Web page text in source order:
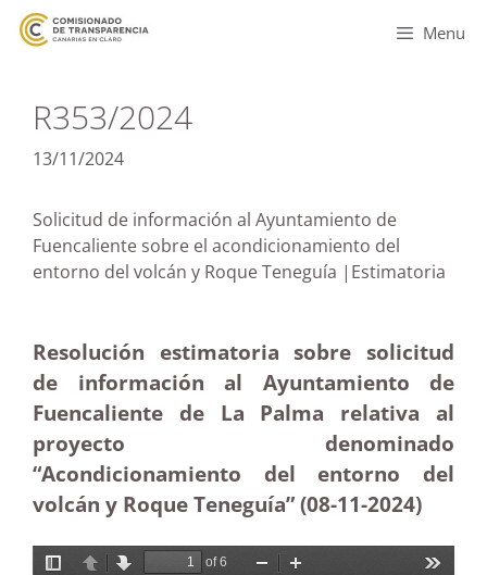
Menu
R353/2024
13/11/2024
Solicitud de información al Ayuntamiento de
Fuencaliente sobre el acondicionamiento del
entorno del volcán y Roque Teneguía |Estimatoria
Resolución estimatoria sobre solicitud
de información al Ayuntamiento de
Fuencaliente de La Palma relativa al
proyecto denominado
“Acondicionamiento del entorno del
volcán y Roque Teneguía” (08-11-2024)